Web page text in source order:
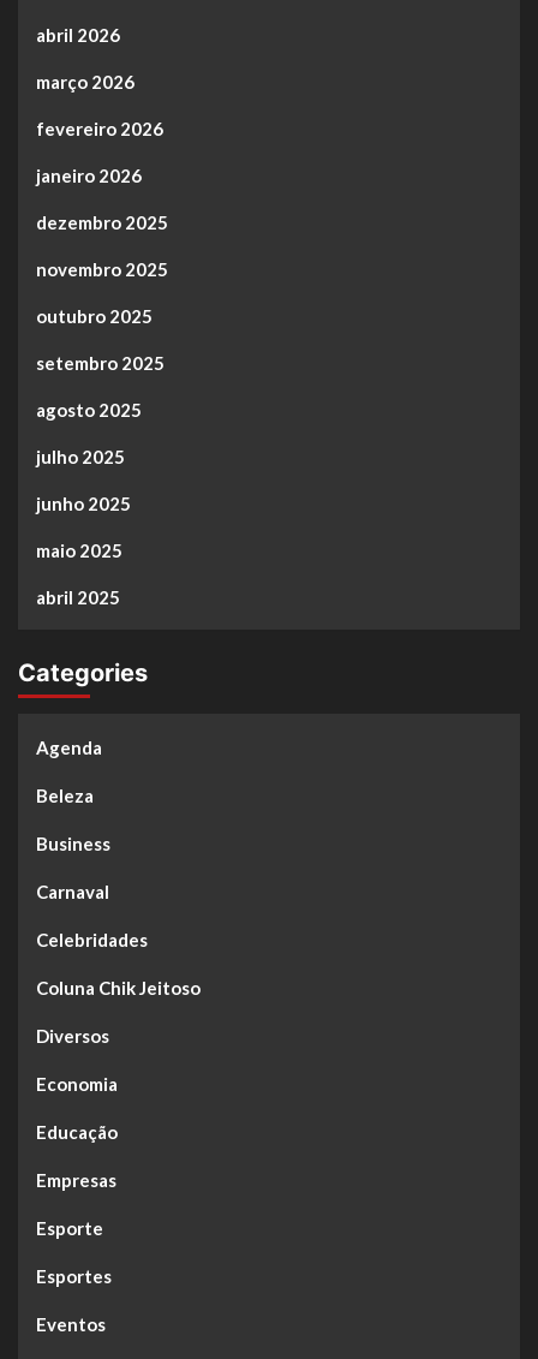
abril 2026
março 2026
fevereiro 2026
janeiro 2026
dezembro 2025
novembro 2025
outubro 2025
setembro 2025
agosto 2025
julho 2025
junho 2025
maio 2025
abril 2025
Categories
Agenda
Beleza
Business
Carnaval
Celebridades
Coluna Chik Jeitoso
Diversos
Economia
Educação
Empresas
Esporte
Esportes
Eventos